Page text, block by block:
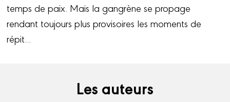
temps de paix. Mais la gangrène se propage
rendant toujours plus provisoires les moments de
répit...
Les auteurs